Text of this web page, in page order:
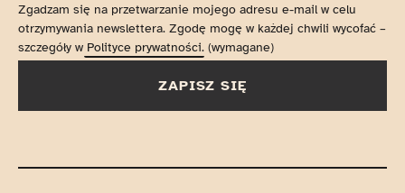
Zgadzam się na przetwarzanie mojego adresu e-mail w celu
otrzymywania newslettera. Zgodę mogę w każdej chwili wycofać –
szczegóły w Polityce prywatności. (wymagane)
ZAPISZ SIĘ